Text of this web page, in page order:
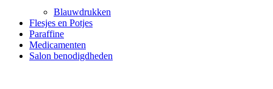
Blauwdrukken
Flesjes en Potjes
Paraffine
Medicamenten
Salon benodigdheden